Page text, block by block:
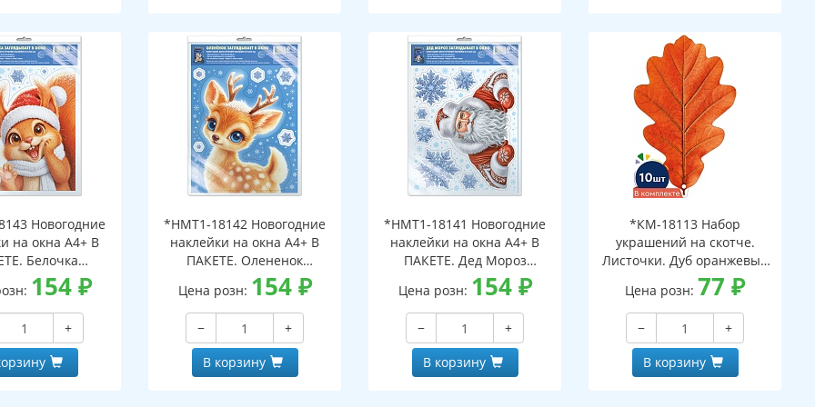
Новогодние
на окна А4+ В
Белочка
в окно (видны
сторон,
в
упаковке,
и клеевым
154₽
+
*НМТ1-18142 Новогодние
наклейки на окна А4+ В
ПАКЕТЕ. Олененок
заглядывает в окно (видны
с обеих сторон,
многоразовые, в
индивидуальной упаковке,
с европодвесом и клеевым
клапаном)
Цена розн: 154₽
−
+
В корзину
*НМТ1-18141 Новогодние
наклейки на окна А4+ В
ПАКЕТЕ. Дед Мороз
заглядывает в окно (видны
с обеих сторон,
многоразовые, в
индивидуальной упаковке,
с европодвесом и клеевым
клапаном)
Цена розн: 154₽
−
+
В корзину
*КМ-18113 Набор
украшений на скотче.
Листочки. Дуб оранжевый
(10 шт. в наборе,
двухсторонняя, ВД-лак)
Цена розн: 77₽
−
+
В корзину